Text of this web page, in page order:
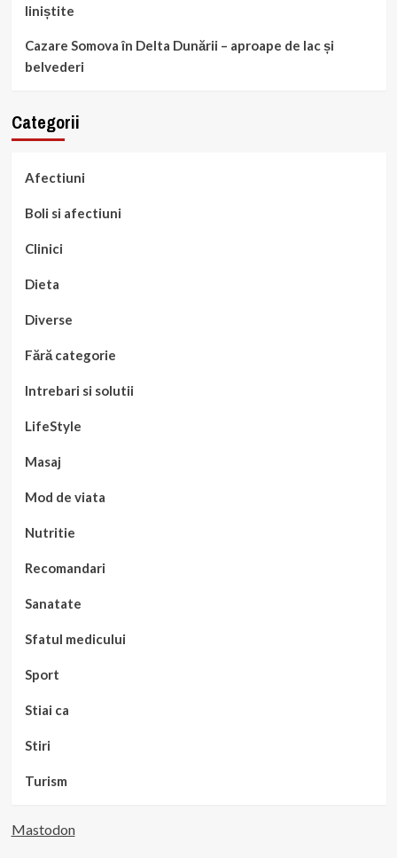
liniștite
Cazare Somova în Delta Dunării – aproape de lac și
belvederi
Categorii
Afectiuni
Boli si afectiuni
Clinici
Dieta
Diverse
Fără categorie
Intrebari si solutii
LifeStyle
Masaj
Mod de viata
Nutritie
Recomandari
Sanatate
Sfatul medicului
Sport
Stiai ca
Stiri
Turism
Mastodon